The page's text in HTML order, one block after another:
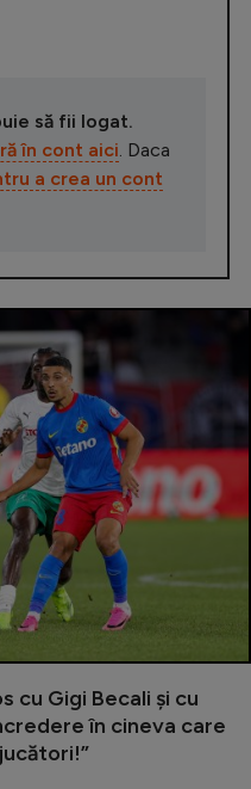
să fii logat.
în cont aici . Daca
a crea un cont
cu Gigi Becali și cu
în cineva care